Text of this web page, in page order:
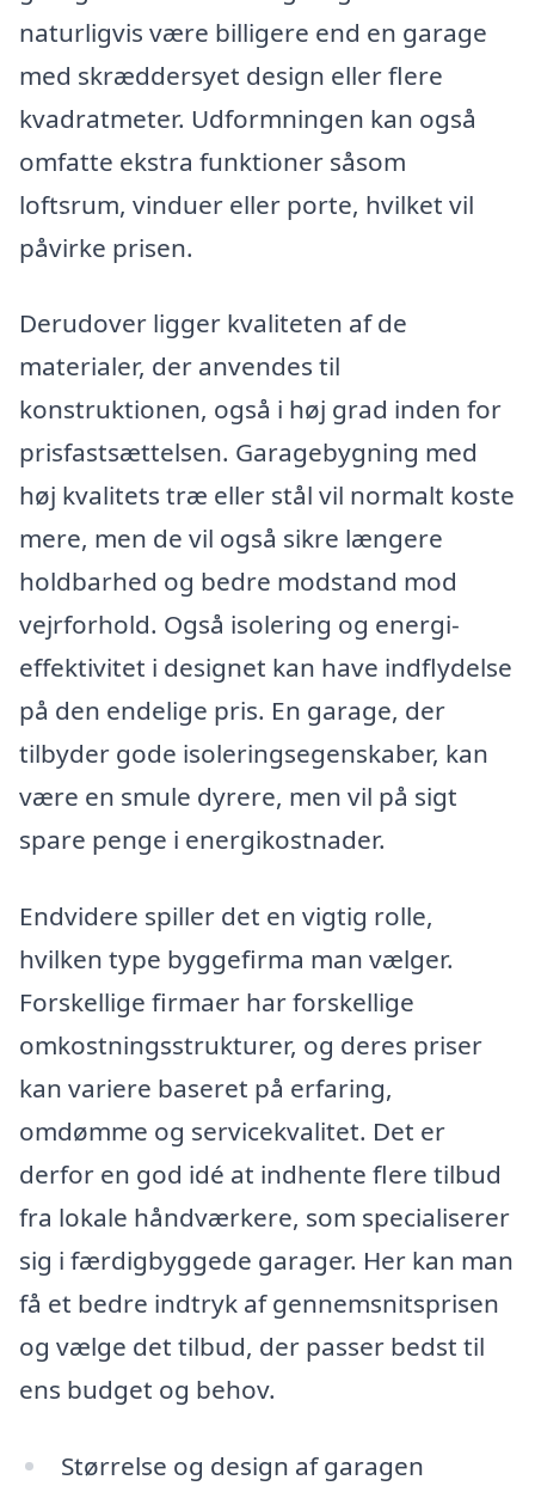
naturligvis være billigere end en garage
med skræddersyet design eller flere
kvadratmeter. Udformningen kan også
omfatte ekstra funktioner såsom
loftsrum, vinduer eller porte, hvilket vil
påvirke prisen.
Derudover ligger kvaliteten af de
materialer, der anvendes til
konstruktionen, også i høj grad inden for
prisfastsættelsen. Garagebygning med
høj kvalitets træ eller stål vil normalt koste
mere, men de vil også sikre længere
holdbarhed og bedre modstand mod
vejrforhold. Også isolering og energi-
effektivitet i designet kan have indflydelse
på den endelige pris. En garage, der
tilbyder gode isoleringsegenskaber, kan
være en smule dyrere, men vil på sigt
spare penge i energikostnader.
Endvidere spiller det en vigtig rolle,
hvilken type byggefirma man vælger.
Forskellige firmaer har forskellige
omkostningsstrukturer, og deres priser
kan variere baseret på erfaring,
omdømme og servicekvalitet. Det er
derfor en god idé at indhente flere tilbud
fra lokale håndværkere, som specialiserer
sig i færdigbyggede garager. Her kan man
få et bedre indtryk af gennemsnitsprisen
og vælge det tilbud, der passer bedst til
ens budget og behov.
Størrelse og design af garagen